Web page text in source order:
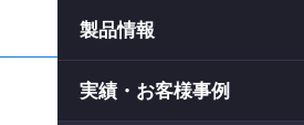
製品情報
実績・お客様事例